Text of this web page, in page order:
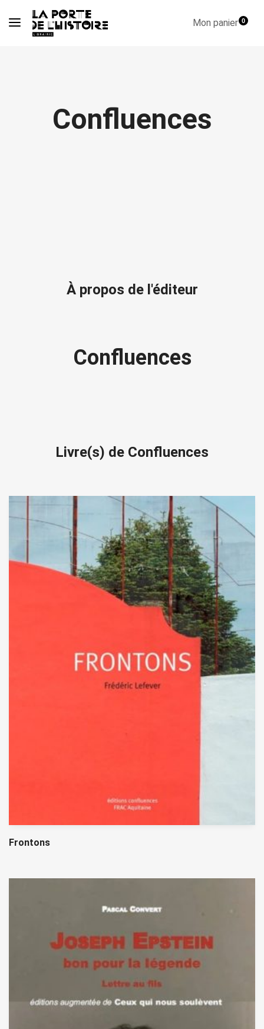
Mon panier0
Confluences
À propos de l'éditeur
Confluences
Livre(s) de Confluences
Frontons